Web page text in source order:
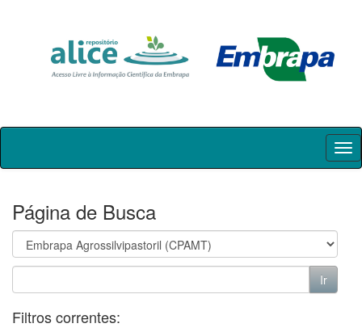
Skip
Página de Busca
Filtros correntes: